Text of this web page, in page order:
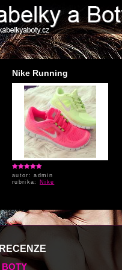
Nike Running
autor: admin
rubrika: Nike
RECENZE
BOTY